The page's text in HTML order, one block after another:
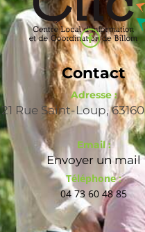
Contact
Adresse :
21 Rue Saint-Loup,
Email :
Envoyer un mail
Téléphone :
04 73 60 48 85